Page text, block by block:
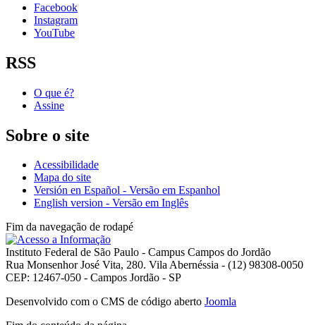
Facebook
Instagram
YouTube
RSS
O que é?
Assine
Sobre o site
Acessibilidade
Mapa do site
Versión en Español - Versão em Espanhol
English version - Versão em Inglês
Fim da navegação de rodapé
Instituto Federal de São Paulo - Campus Campos do Jordão
Rua Monsenhor José Vita, 280. Vila Abernéssia - (12) 98308-0050
CEP: 12467-050 - Campos Jordão - SP
Desenvolvido com o CMS de código aberto Joomla